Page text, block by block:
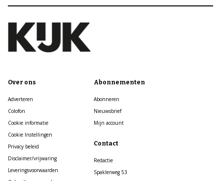
Over ons
Adverteren
Colofon
Cookie informatie
Cookie Instellingen
Privacy beleid
Disclaimer/vrijwaring
Leveringsvoorwaarden
Abonnementen
Abonneren
Nieuwsbrief
Mijn account
Contact
Redactie
Spaklerweg 53